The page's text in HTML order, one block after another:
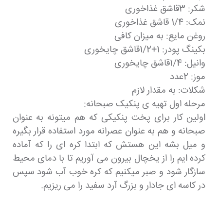
شکر: 3قاشق غذاخوری
نمک: 1/4 قاشق غذاخوری
روغن مایع: به میزان کافی
بکینگ پودر: 1+1/2قاشق چایخوری
وانیل: 1/4قاشق چایخوری
موز: 2عدد
شکلات: به مقدار لازم
مرحله اول تهیه ی پنکیک صبحانه:
اولین کار برای پخت پنکیکی که هم میتونه به عنوان
صبحانه و هم به عنوان عصرانه مورد استفاده قرار بگیره
و میل بشه این هستش که ابتدا کره ای را که آماده
کرده ایم را از یخچال بیرون می آوریم تا با دمای محیط
سازگار شود و صبر میکنیم که کره خوب آب شود سپس
در کاسه ای جادار و بزرگ آرد سفید را می ریزیم.